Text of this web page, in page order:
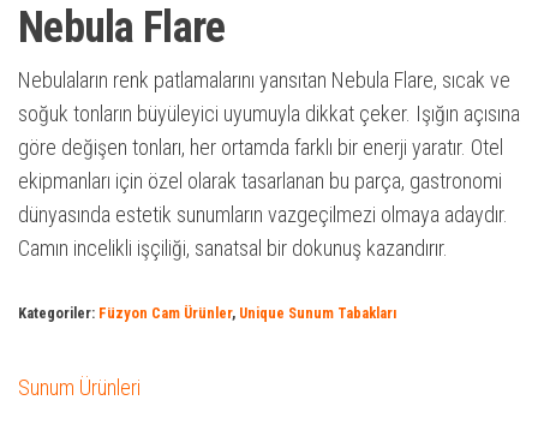
Nebula Flare
Nebulaların renk patlamalarını yansıtan Nebula Flare, sıcak ve
soğuk tonların büyüleyici uyumuyla dikkat çeker. Işığın açısına
göre değişen tonları, her ortamda farklı bir enerji yaratır. Otel
ekipmanları için özel olarak tasarlanan bu parça, gastronomi
dünyasında estetik sunumların vazgeçilmezi olmaya adaydır.
Camın incelikli işçiliği, sanatsal bir dokunuş kazandırır.
Kategoriler: Füzyon Cam Ürünler, Unique Sunum Tabakları
Sunum Ürünleri